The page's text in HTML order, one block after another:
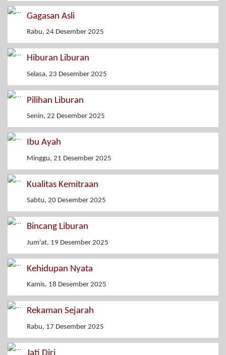
Gagasan Asli
Rabu, 24 Desember 2025
Hiburan Liburan
Selasa, 23 Desember 2025
Pilihan Liburan
Senin, 22 Desember 2025
Ibu Ayah
Minggu, 21 Desember 2025
Kualitas Kemitraan
Sabtu, 20 Desember 2025
Bincang Liburan
Jum'at, 19 Desember 2025
Kehidupan Nyata
Kamis, 18 Desember 2025
Rekaman Sejarah
Rabu, 17 Desember 2025